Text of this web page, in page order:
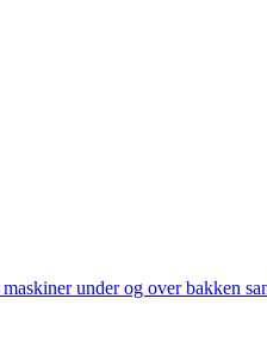
under og over bakken